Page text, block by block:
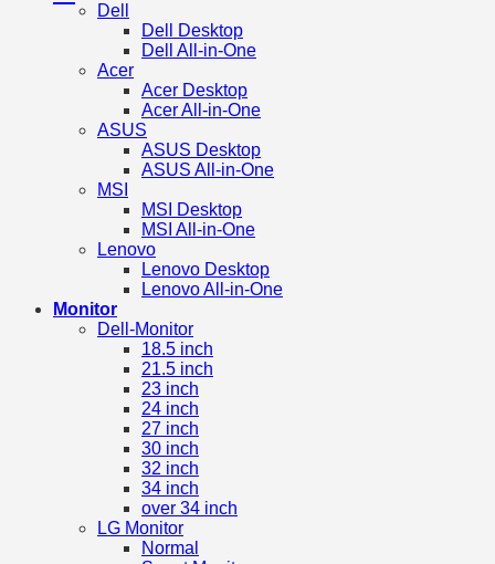
Dell
Dell Desktop
Dell All-in-One
Acer
Acer Desktop
Acer All-in-One
ASUS
ASUS Desktop
ASUS All-in-One
MSI
MSI Desktop
MSI All-in-One
Lenovo
Lenovo Desktop
Lenovo All-in-One
Monitor
Dell-Monitor
18.5 inch
21.5 inch
23 inch
24 inch
27 inch
30 inch
32 inch
34 inch
over 34 inch
LG Monitor
Normal